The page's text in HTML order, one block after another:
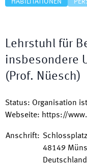
HABILITATIONEN
Lehrstuhl für
insbesondere
(Prof. Nüesch)
Status: Organisation
Webseite: https://
Anschrift:
48149
Deutschland